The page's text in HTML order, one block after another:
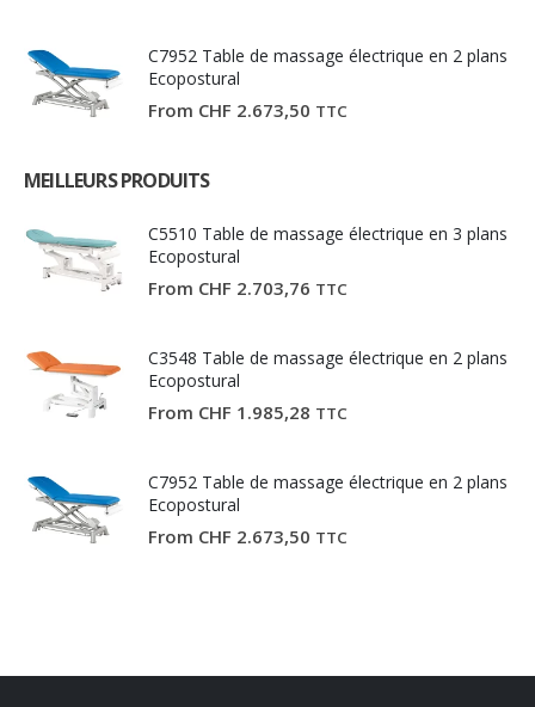
C7952 Table de massage électrique en 2 plans
Ecopostural
From CHF 2.673,50 TTC
MEILLEURS PRODUITS
C5510 Table de massage électrique en 3 plans
Ecopostural
From CHF 2.703,76 TTC
C3548 Table de massage électrique en 2 plans
Ecopostural
From CHF 1.985,28 TTC
C7952 Table de massage électrique en 2 plans
Ecopostural
From CHF 2.673,50 TTC